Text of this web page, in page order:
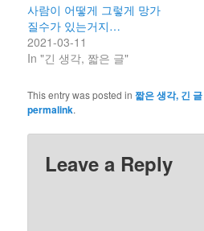
사람이 어떻게 그렇게 망가
질수가 있는거지…
2021-03-11
In "긴 생각, 짧은 글"
This entry was posted in짧은 생각, 긴 글
permalink.
Leave a Reply